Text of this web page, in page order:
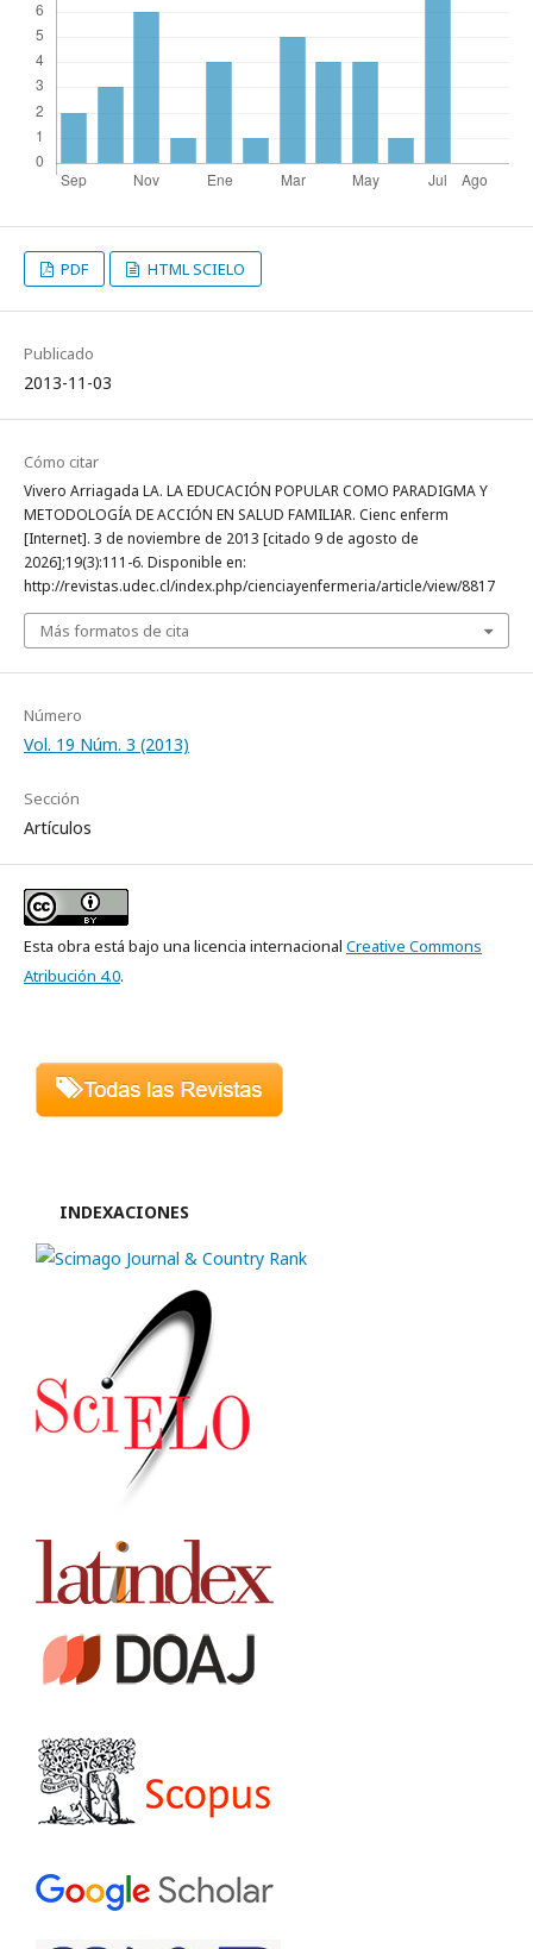
PDF HTML SCIELO
Publicado
2013-11-03
Cómo citar
Vivero Arriagada LA. LA EDUCACIÓN POPULAR COMO PARADIGMA Y
METODOLOGÍA DE ACCIÓN EN SALUD FAMILIAR. Cienc enferm
[Internet]. 3 de noviembre de 2013 [citado 9 de agosto de
2026];19(3):111-6. Disponible en:
http://revistas.udec.cl/index.php/cienciayenfermeria/article/view/8817
Más formatos de cita
Número
Vol. 19 Núm. 3 (2013)
Sección
Artículos
Esta obra está bajo una licencia internacional Creative Commons
Atribución 4.0.
INDEXACIONES